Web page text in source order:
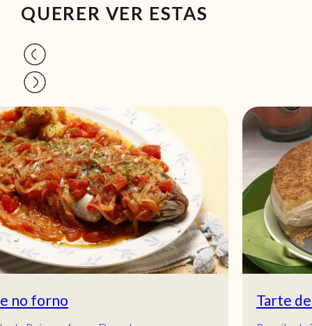
QUERER VER ESTAS
Tarte de bolacha com maçã cozida